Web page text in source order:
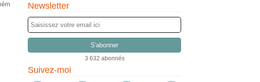
Newsletter
3 632 abonnés
Suivez-moi